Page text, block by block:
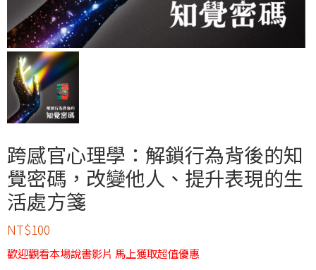
跨感官心理學：解鎖行為背後的知
覺密碼，改變他人、提升表現的生
活處方箋
NT$100
歡迎觀看本場說書影片 馬上獲取超值優惠